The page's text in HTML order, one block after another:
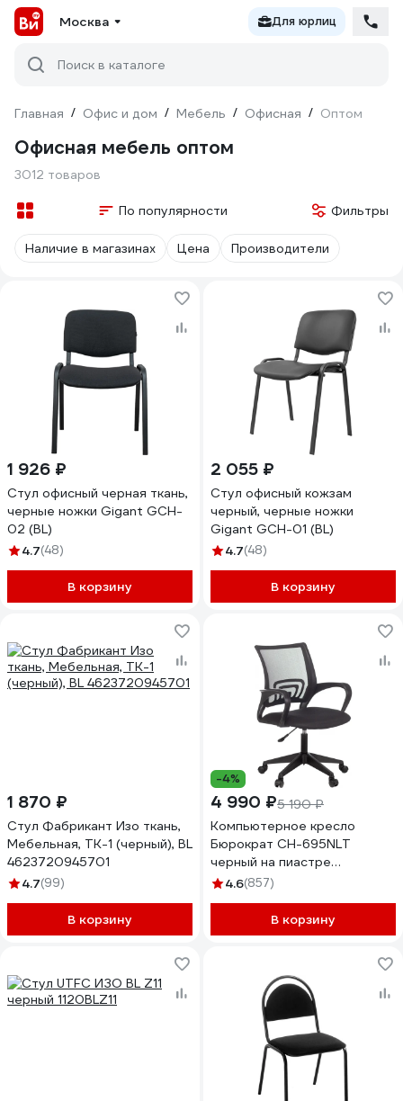
Москва Для юрлиц
Поиск в каталоге
Главная / Офис и дом / Мебель / Офисная / Оптом
Офисная мебель оптом
3012 товаров
По популярности Фильтры
Наличие в магазинах Цена Производители
1 926 ₽
Стул офисный черная ткань,
черные ножки Gigant GCH-
02 (BL)
4.7(48)
В корзину
2 055 ₽
Стул офисный кожзам
черный, черные ножки
Gigant GCH-01 (BL)
4.7(48)
В корзину
1 870 ₽
Стул Фабрикант Изо ткань,
Мебельная, ТК-1 (черный), BL
4623720945701
4.7(99)
В корзину
-4%
4 990 ₽5 190 ₽
Компьютерное кресло
Бюрократ CH-695NLT
черный на пиастре
крестовина пластик CH-
4.6(857)
В корзину